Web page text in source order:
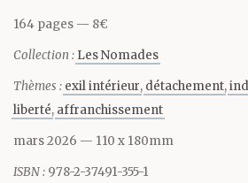
chose sur le fond
et l’a recollée
différemment.
164 pages 8€
Collection : Les Nomades
Thèmes : exil intérieur détachement
liberté affranchissement
mars 2026 — 110 x 180mm
ISBN : 978-2-37491-355-1